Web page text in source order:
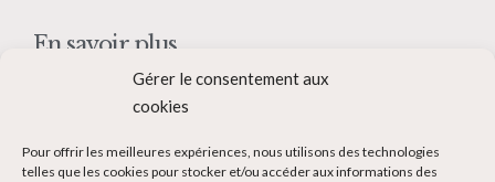
Gérer le consentement aux
cookies
Pour offrir les meilleures expériences, nous utilisons des technologies
telles que les cookies pour stocker et/ou accéder aux informations des
En savoir plus
Contact